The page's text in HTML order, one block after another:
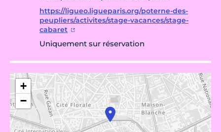
https://ligueo.ligueparis.org/poterne-des-
peupliers/activites/stage-vacances/stage-
cabaret
Uniquement sur réservation
+
−